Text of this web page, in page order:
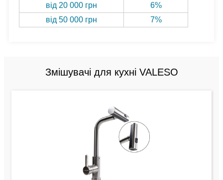
від 20 000 грн
6%
від 50 000 грн
7%
Змішувачі для кухні VALESO